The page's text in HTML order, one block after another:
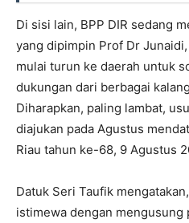
Di sisi lain, BPP DIR sedang
yang dipimpin Prof Dr Junaidi,
mulai turun ke daerah untuk
dukungan dari berbagai
Diharapkan, paling lambat,
diajukan pada Agustus
Riau tahun ke-68, 9 Agustus
Datuk Seri Taufik
istimewa dengan mengusung